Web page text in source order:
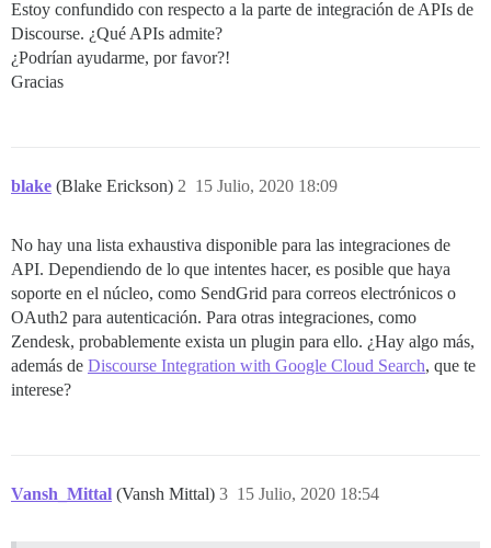
Estoy confundido con respecto a la parte de integración de APIs de
Discourse. ¿Qué APIs admite?
¿Podrían ayudarme, por favor?!
Gracias
blake (Blake Erickson) 15 Julio, 2020 18:09
2
No hay una lista exhaustiva disponible para las integraciones de
API. Dependiendo de lo que intentes hacer, es posible que haya
soporte en el núcleo, como SendGrid para correos electrónicos o
OAuth2 para autenticación. Para otras integraciones, como
Zendesk, probablemente exista un plugin para ello. ¿Hay algo más,
además de Discourse Integration with Google Cloud Search, que te
interese?
Vansh_Mittal (Vansh Mittal) 15 Julio, 2020 18:54
3